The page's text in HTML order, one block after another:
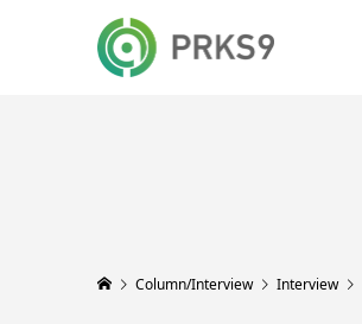
Column/Interview Interview